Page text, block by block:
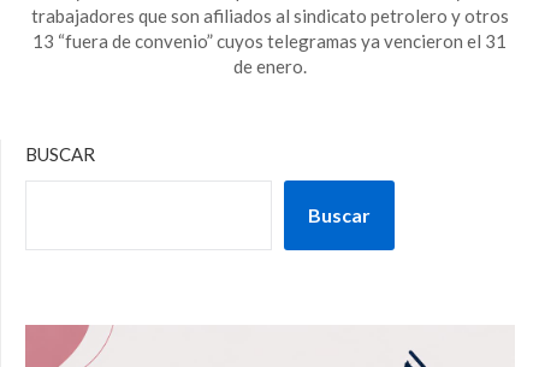
trabajadores que son afiliados al sindicato petrolero y otros
13 “fuera de convenio” cuyos telegramas ya vencieron el 31
de enero.
BUSCAR
Buscar